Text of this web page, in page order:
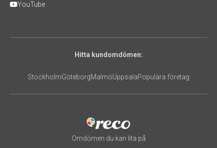
YouTube
Hitta kundomdömen:
StockholmGöteborgMalmöUppsalaPopulära företag
Omdömen du kan lita på